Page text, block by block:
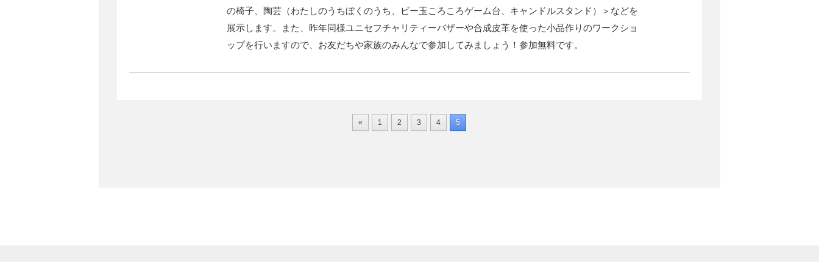
の椅子、陶芸（わたしのうちぼくのうち、ビー玉ころころゲーム台、キャンドルスタンド）＞などを
展示します。また、昨年同様ユニセフチャリティーバザーや合成皮革を使った小品作りのワークショ
ップを行いますので、お友だちや家族のみんなで参加してみましょう！参加無料です。
« 1 2 3 4 5